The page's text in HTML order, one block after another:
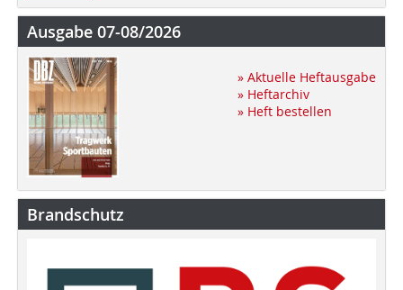
Ausgabe 07-08/2026
» Aktuelle Heftausgabe
» Heftarchiv
» Heft bestellen
Brandschutz